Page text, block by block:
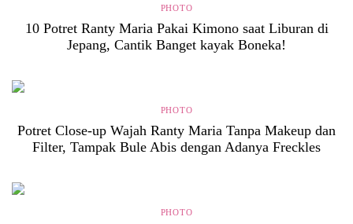
PHOTO
10 Potret Ranty Maria Pakai Kimono saat Liburan di
Jepang, Cantik Banget kayak Boneka!
PHOTO
Potret Close-up Wajah Ranty Maria Tanpa Makeup dan
Filter, Tampak Bule Abis dengan Adanya Freckles
PHOTO